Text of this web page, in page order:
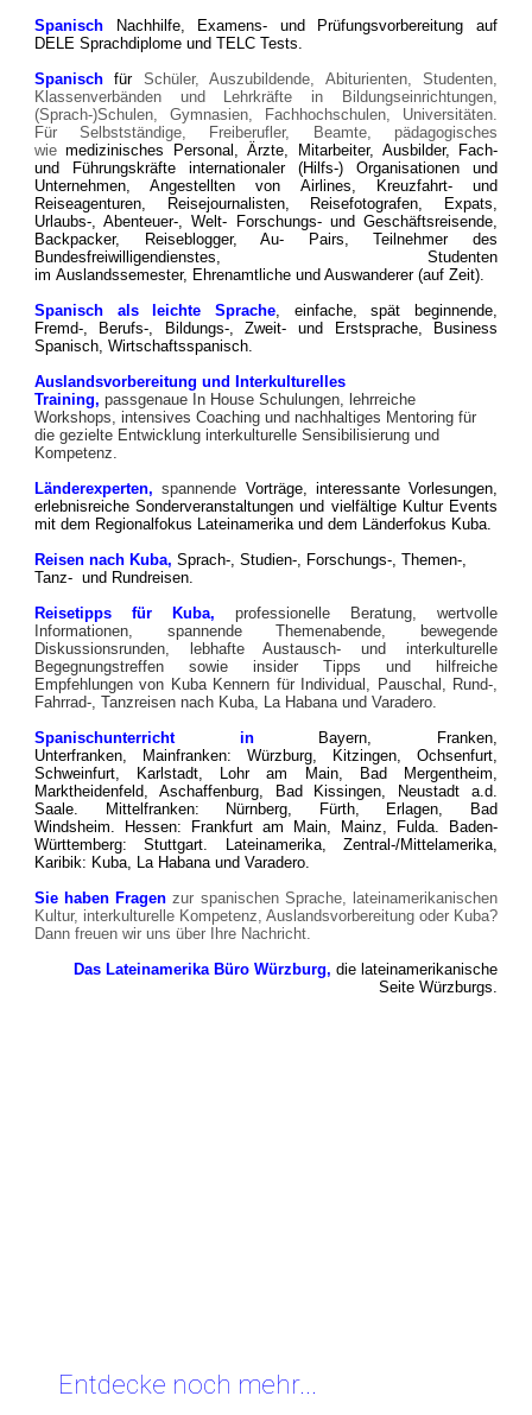
Spanisch Nachhilfe, Examens- und Prüfungsvorbereitung auf
DELE Sprachdiplome und TELC Tests
Spanischfür Schüler, Auszubildende, Abiturienten, Studenten,
Klassenverbänden und Lehrkräfte in Bildungseinrichtungen,
(Sprach-)Schulen, Gymnasien, Fachhochschulen, Universitäten.
Für Selbstständige, Freiberufler, Beamte, pädagogisches
wiemedizinisches Personal, Ärzte, Mitarbeiter, Ausbilder, Fach-
und Führungskräfte internationaler (Hilfs-) Organisationen und
Unternehmen, Angestellten von Airlines, Kreuzfahrt- und
Reiseagenturen, Reisejournalisten, Reisefotografen, Expats,
Urlaubs-, Abenteuer-, Welt- Forschungs- und Geschäftsreisende,
Backpacker, Reiseblogger, Au- Pairs, Teilnehmer des
Bundesfreiwilligendienstes, Studenten
im Auslandssemester, Ehrenamtliche und Auswanderer (auf Zeit).
Spanisch als leichte Sprache , einfache, spät beginnende,
Fremd-, Berufs-, Bildungs-, Zweit- und Erstsprache, Business
Spanisch, Wirtschaftsspanisch.
Auslandsvorbereitung und Interkulturelles
Training, passgenaue In House Schulungen, lehrreiche
Workshops, intensives Coaching und nachhaltiges Mentoring für
die gezielte Entwicklung interkulturelle Sensibilisierung und
Kompetenz.
Länderexperten,spannende Vorträge, interessante Vorlesungen,
erlebnisreiche Sonderveranstaltungen und vielfältige Kultur Events
mit dem Regionalfokus Lateinamerika und dem Länderfokus Kuba.
Reisen nach Kuba, Sprach-, Studien-, Forschungs-, Themen-,
Tanz- und Rundreisen.
Reisetipps für Kuba, professionelle
Beratung, wertvolle
Informationen, spannende Themenabende, bewegende
Diskussionsrunden, lebhafte Austausch- und interkulturelle
Begegnungstreffen sowie insider Tipps und hilfreiche
Empfehlungen von Kuba Kennern für Individual, Pauschal, Rund-,
Fahrrad-, Tanzreisen nach Kuba, La Habana und Varadero.
Spanischunterricht in Bayern, Franken,
Unterfranken, Mainfranken: Würzburg, Kitzingen, Ochsenfurt,
Schweinfurt, Karlstadt, Lohr am Main, Bad Mergentheim,
Marktheidenfeld, Aschaffenburg, Bad Kissingen, Neustadt a.d.
Saale. Mittelfranken: Nürnberg, Fürth, Erlagen, Bad
Windsheim. Hessen: Frankfurt am Main, Mainz, Fulda. Baden-
Württemberg: Stuttgart. Lateinamerika, Zentral-/Mittelamerika,
Karibik: Kuba, La Habana und Varadero.
Sie haben Fragen zur spanischen Sprache, lateinamerikanischen
Kultur, interkulturelle Kompetenz, Auslandsvorbereitung oder Kuba?
Dann freuen wir uns über Ihre Nachricht.
Das Lateinamerika Büro Würzburg,die lateinamerikanische
Seite Würzburgs.
Entdecke noch mehr...